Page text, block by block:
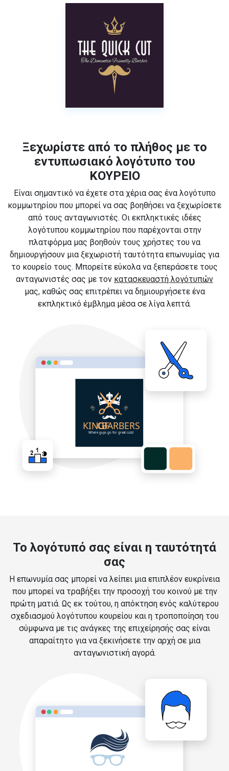
Ξεχωρίστε από το πλήθος με το
εντυπωσιακό λογότυπο του
ΚΟΥΡΕΙΟ
Είναι σημαντικό να έχετε στα χέρια σας ένα λογότυπο
κομμωτηρίου που μπορεί να σας βοηθήσει να ξεχωρίσετε
από τους ανταγωνιστές. Οι εκπληκτικές ιδέες
λογότυπου κομμωτηρίου που παρέχονται στην
πλατφόρμα μας βοηθούν τους χρήστες του να
δημιουργήσουν μια ξεχωριστή ταυτότητα επωνυμίας για
το κουρείο τους. Μπορείτε εύκολα να ξεπεράσετε τους
ανταγωνιστές σας με τον κατασκευαστή λογότυπών
μας, καθώς σας επιτρέπει να δημιουργήσετε ένα
εκπληκτικό έμβλημα μέσα σε λίγα λεπτά.
Το λογότυπό σας είναι η ταυτότητά
σας
Η επωνυμία σας μπορεί να λείπει μια επιπλέον ευκρίνεια
που μπορεί να τραβήξει την προσοχή του κοινού με την
πρώτη ματιά. Ως εκ τούτου, η απόκτηση ενός καλύτερου
σχεδιασμού λογότυπου κουρείου και η τροποποίηση του
σύμφωνα με τις ανάγκες της επιχείρησής σας είναι
απαραίτητο για να ξεκινήσετε την αρχή σε μια
ανταγωνιστική αγορά.